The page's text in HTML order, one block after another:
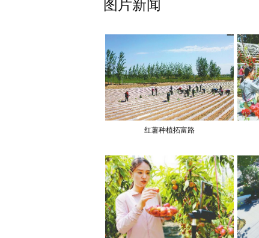
图片新闻
红薯种植拓富路